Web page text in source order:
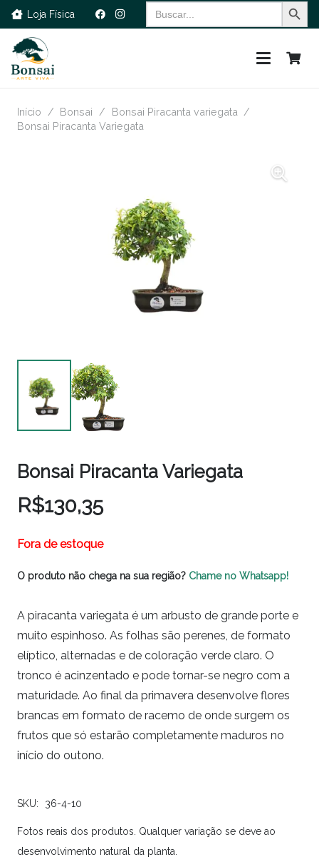
Loja Física
Search
for:
Início / Bonsai / Bonsai Piracanta variegata /
Bonsai Piracanta Variegata
Bonsai Piracanta Variegata
R$130,35
Fora de estoque
O produto não chega na sua região? Chame no Whatsapp!
A piracanta variegata é um arbusto de grande porte e
muito espinhoso. As folhas são perenes, de formato
elíptico, alternadas e de coloração verde claro. O
tronco é acinzentado e pode tornar-se negro com a
maturidade. Ao final da primavera desenvolve flores
brancas em formato de racemo de onde surgem os
frutos que só estarão completamente maduros no
início do outono.
SKU: 36-4-10
Fotos reais dos produtos. Qualquer variação se deve ao
desenvolvimento natural da planta.